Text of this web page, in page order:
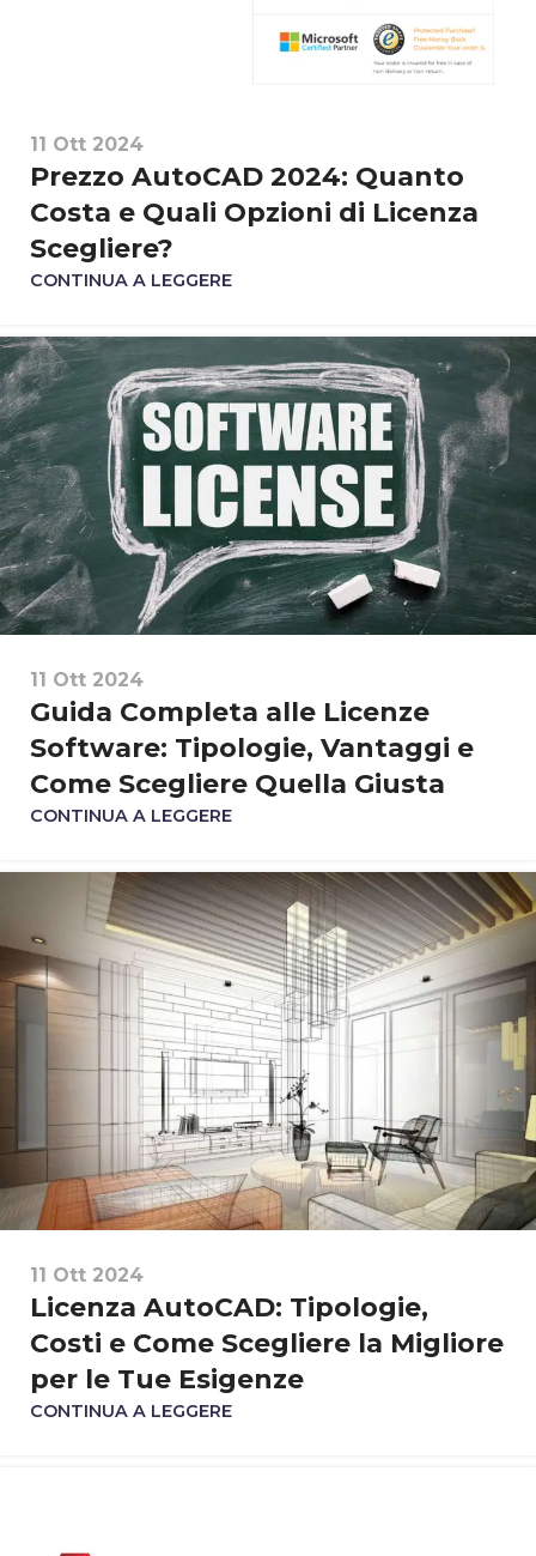
11 Ott 2024
Prezzo AutoCAD 2024: Quanto
Costa e Quali Opzioni di Licenza
Scegliere?
CONTINUA A LEGGERE
11 Ott 2024
Guida Completa alle Licenze
Software: Tipologie, Vantaggi e
Come Scegliere Quella Giusta
CONTINUA A LEGGERE
11 Ott 2024
Licenza AutoCAD: Tipologie,
Costi e Come Scegliere la Migliore
per le Tue Esigenze
CONTINUA A LEGGERE